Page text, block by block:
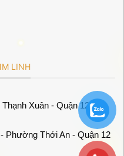
LINH
Xuân - Quận 12 -
Phường Thới An - Quận 12